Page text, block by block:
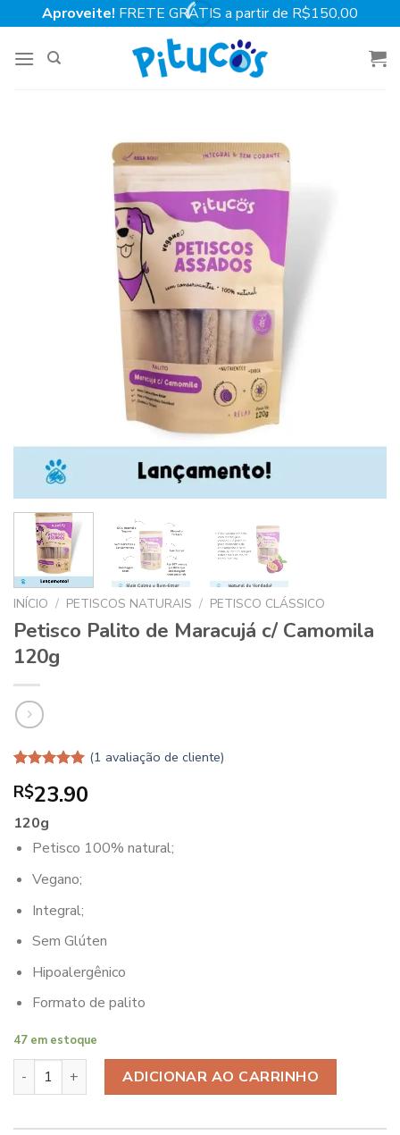
to
content
Aproveite! FRETE GRÁTIS a partir de R$150,00
INÍCIO / PETISCOS NATURAIS / PETISCO CLÁSSICO
Petisco Palito de Maracujá c/ Camomila
120g
como5.00
baseado em
de cliente
(1 avaliação de cliente)
R$23.90
120g
Petisco 100% natural;
Vegano;
Integral;
Sem Glúten
Hipoalergênico
Formato de palito
47 em estoque
Petisco Palito de Maracujá c/ Camomila 120g quantidade
ADICIONAR AO CARRINHO